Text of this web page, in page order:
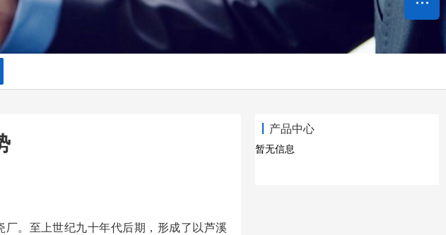
产品中心
暂无信息
。至上世纪九十年代后期，形成了以芦溪